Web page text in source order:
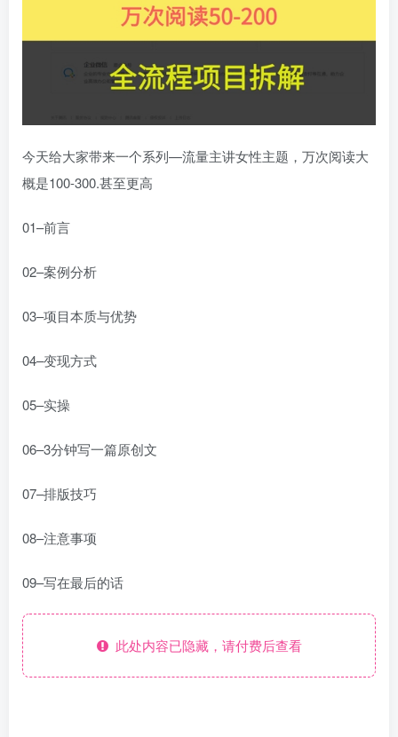
今天给大家带来一个系列—流量主讲女性主题，万次阅读大
概是100-300.甚至更高
01–前言
02–案例分析
03–项目本质与优势
04–变现方式
05–实操
06–3分钟写一篇原创文
07–排版技巧
08–注意事项
09–写在最后的话
此处内容已隐藏，请付费后查看